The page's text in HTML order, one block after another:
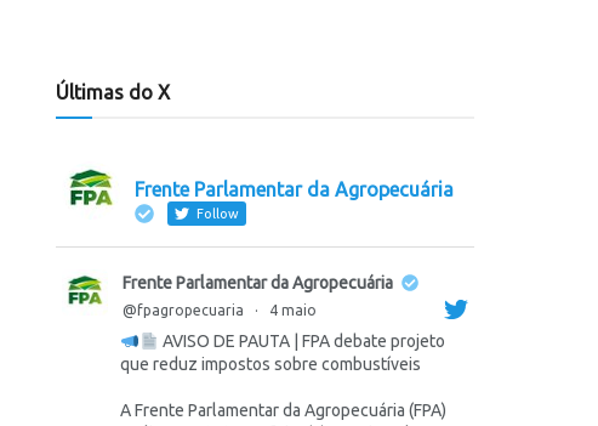
Últimas do X
Frente Parlamentar da Agropecuária
Follow
Frente Parlamentar da Agropecuária
@fpagropecuaria · 4 maio
AVISO DE PAUTA | FPA debate projeto
que reduz impostos sobre combustíveis
A Frente Parlamentar da Agropecuária (FPA)